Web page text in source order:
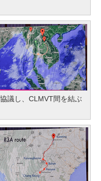
議し、CLMVT間を結ぶ